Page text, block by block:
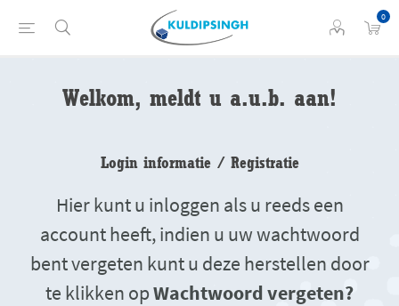
0
Welkom, meldt u a.u.b. aan!
Login informatie / Registratie
Hier kunt u inloggen als u reeds een
account heeft, indien u uw wachtwoord
bent vergeten kunt u deze herstellen door
te klikken opWachtwoord vergeten?